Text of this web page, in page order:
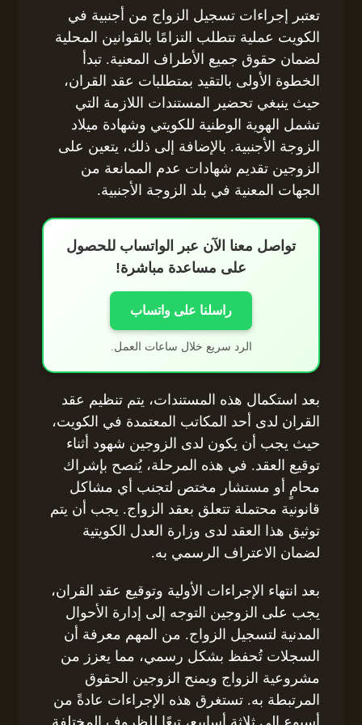
تعتبر إجراءات تسجيل الزواج من أجنبية في
الكويت عملية تتطلب التزامًا بالقوانين المحلية
لضمان حقوق جميع الأطراف المعنية. تبدأ
الخطوة الأولى بالتقيد بمتطلبات عقد القران،
حيث ينبغي تحضير المستندات اللازمة التي
تشمل الهوية الوطنية للكويتي وشهادة ميلاد
الزوجة الأجنبية. بالإضافة إلى ذلك، يتعين على
الزوجين تقديم شهادات عدم الممانعة من
الجهات المعنية في بلد الزوجة الأجنبية.
تواصل معنا الآن عبر الواتساب للحصول
على مساعدة مباشرة!
راسلنا على واتساب
الرد سريع خلال ساعات العمل.
بعد استكمال هذه المستندات، يتم تنظيم عقد
القران لدى أحد المكاتب المعتمدة في الكويت،
حيث يجب أن يكون لدى الزوجين شهود أثناء
توقيع العقد. في هذه المرحلة، يُنصح بإشراك
محامٍ أو مستشار مختص لتجنب أي مشاكل
قانونية محتملة تتعلق بعقد الزواج. يجب أن يتم
توثيق هذا العقد لدى وزارة العدل الكويتية
لضمان الاعتراف الرسمي به.
بعد انتهاء الإجراءات الأولية وتوقيع عقد القران،
يجب على الزوجين التوجه إلى إدارة الأحوال
المدنية لتسجيل الزواج. من المهم معرفة أن
السجلات تُحفظ بشكل رسمي، مما يعزز من
مشروعية الزواج ويمنح الزوجين الحقوق
المرتبطة به. تستغرق هذه الإجراءات عادةً من